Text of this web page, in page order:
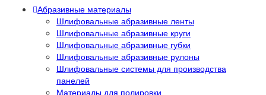
Абразивные материалы
Шлифовальные абразивные ленты
Шлифовальные абразивные круги
Шлифовальные абразивные губки
Шлифовальные абразивные рулоны
Шлифовальные системы для производства
панелей
Материалы для полировки